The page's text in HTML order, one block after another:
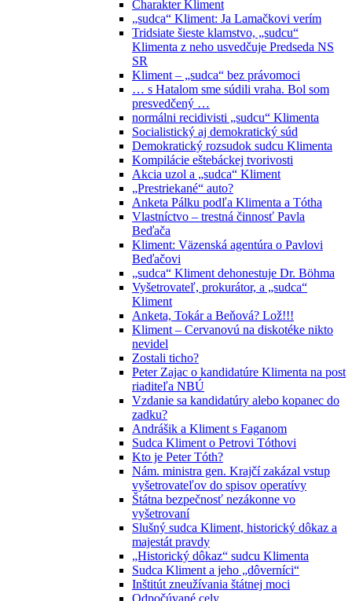
Charakter Kliment
„sudca“ Kliment: Ja Lamačkovi verím
Tridsiate šieste klamstvo, „sudcu“
Klimenta z neho usvedčuje Predseda NS
SR
Kliment – „sudca“ bez právomoci
… s Hatalom sme súdili vraha. Bol som
presvedčený …
normálni recidivisti „sudcu“ Klimenta
Socialistický aj demokratický súd
Demokratický rozsudok sudcu Klimenta
Kompilácie eštebáckej tvorivosti
Akcia uzol a „sudca“ Kliment
„Prestriekané“ auto?
Anketa Pálku podľa Klimenta a Tótha
Vlastníctvo – trestná činnosť Pavla
Beďača
Kliment: Väzenská agentúra o Pavlovi
Beďačovi
„sudca“ Kliment dehonestuje Dr. Böhma
Vyšetrovateľ, prokurátor, a „sudca“
Kliment
Anketa, Tokár a Beňová? Lož!!!
Kliment – Cervanovú na diskotéke nikto
nevidel
Zostali ticho?
Peter Zajac o kandidatúre Klimenta na post
riaditeľa NBÚ
Vzdanie sa kandidatúry alebo kopanec do
zadku?
Andrášik a Kliment s Faganom
Sudca Kliment o Petrovi Tóthovi
Kto je Peter Tóth?
Nám. ministra gen. Krajčí zakázal vstup
vyšetrovateľov do spisov operatívy
Štátna bezpečnosť nezákonne vo
vyšetrovaní
Slušný sudca Kliment, historický dôkaz a
majestát pravdy
„Historický dôkaz“ sudcu Klimenta
Sudca Kliment a jeho „dôverníci“
Inštitút zneužívania štátnej moci
Odpočúvané cely